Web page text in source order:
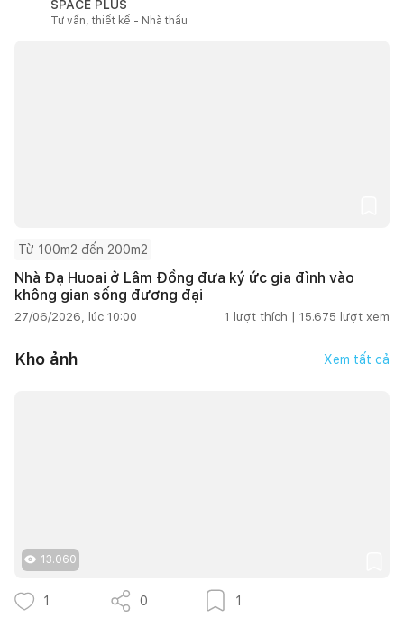
SPACE PLUS
Tư vấn, thiết kế - Nhà thầu
Từ 100m2 đến 200m2
Nhà Đạ Huoai ở Lâm Đồng đưa ký ức gia đình vào
không gian sống đương đại
27/06/2026, lúc 10:00 1 lượt thích | 15.675 lượt xem
Kho ảnh Xem tất cả
13.060
1 0 1